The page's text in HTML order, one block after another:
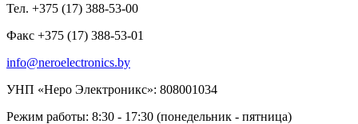
Тел. +375 (17) 388-53-00
Факс +375 (17) 388-53-01
info@neroelectronics.by
УНП «Неро Электроникс»: 808001034
Режим работы: 8:30 - 17:30 (понедельник - пятница)